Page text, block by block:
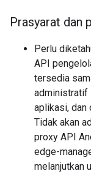
Prasyarat dan
Perlu
API
tersedia
administratif
aplikasi, dan
Tidak akan
proxy API
edge-
melanjutkan